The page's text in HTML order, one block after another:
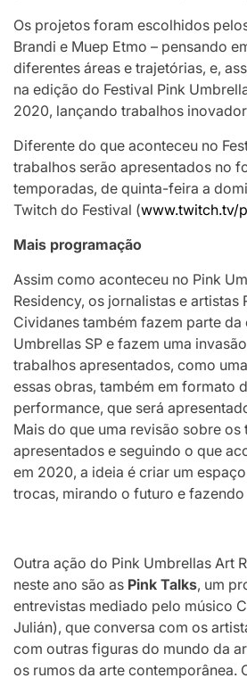
Os projetos foram escolhidos
Brandi e Muep Etmo – pensando
diferentes áreas e trajetórias, e,
na edição do Festival Pink
2020, lançando trabalhos
Diferente do que aconteceu no
trabalhos serão apresentados no
temporadas, de quinta-feira a
Twitch do Festival (www.twitch.tv/
Mais programação
Assim como aconteceu no Pink
Residency, os jornalistas e artistas
Cividanes também fazem parte da
Umbrellas SP e fazem uma
trabalhos apresentados, como
essas obras, também em formato
performance, que será
Mais do que uma revisão sobre os
apresentados e seguindo o que
em 2020, a ideia é criar um
trocas, mirando o futuro e
Outra ação do Pink Umbrellas Art
neste ano são as Pink Talks, um
entrevistas mediado pelo músico
Julián), que conversa com os
com outras figuras do mundo da
os rumos da arte contemporânea.